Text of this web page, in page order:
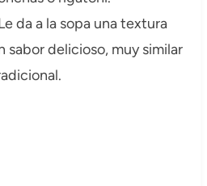
da a la sopa una textura
sabor delicioso, muy similar